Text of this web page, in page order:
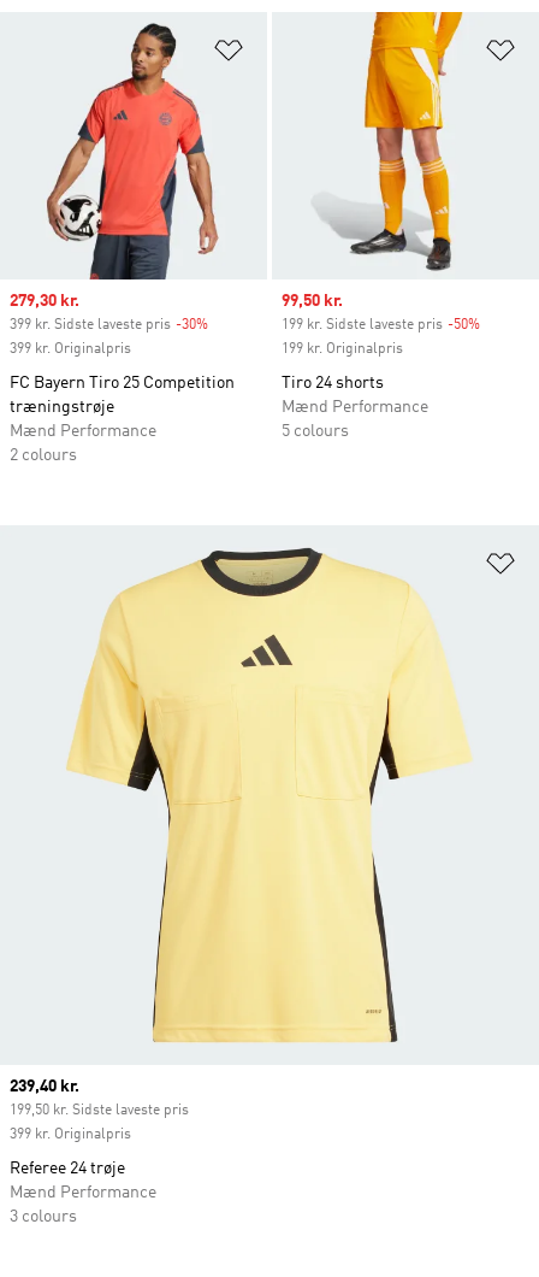
Føj til ønskeliste
Sale price
279,30 kr.
399 kr. Sidste laveste pris -30%
399 kr. Originalpris
FC Bayern Tiro 25 Competition
træningstrøje
Mænd Performance
2 colours
Sale price
99,50 kr.
199 kr. Sidste laveste pris -50%
199 kr. Originalpris
Tiro 24 shorts
Mænd Performance
5 colours
Current price
239,40 kr.
199,50 kr. Sidste laveste pris
399 kr. Originalpris
Referee 24 trøje
Mænd Performance
3 colours